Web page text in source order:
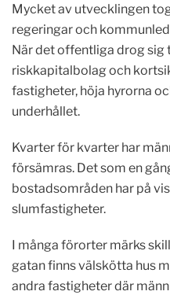
Mycket av utvecklingen
regeringar och
När det offentliga drog sig
riskkapitalbolag och
fastigheter, höja hyrorna
underhållet.
Kvarter för kvarter har
försämras. Det som en
bostadsområden har på
slumfastigheter.
I många förorter märks
gatan finns välskötta hus
andra fastigheter där